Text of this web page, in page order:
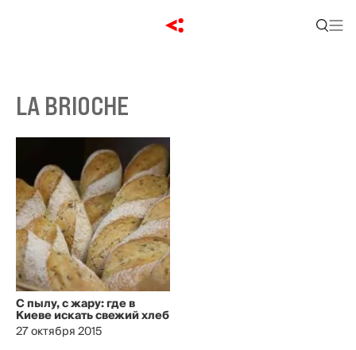
LA BRIOCHE
С пылу, с жару: где в
Киеве искать свежий хлеб
27 октября 2015